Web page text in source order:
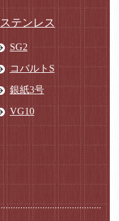
ステンレス
SG2
コバルトS
銀紙3号
VG10